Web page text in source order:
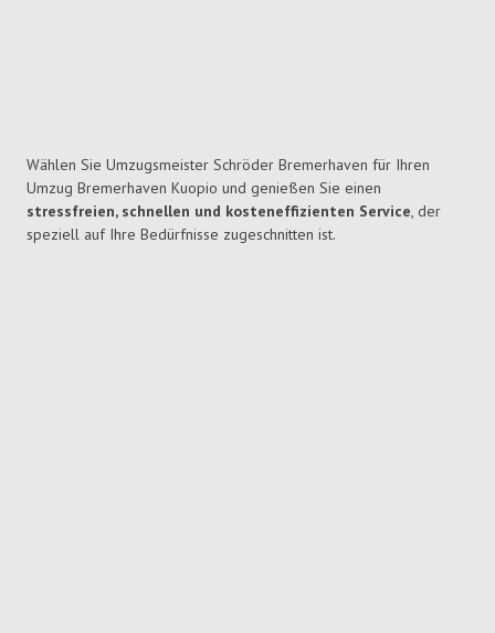
Wählen Sie Umzugsmeister Schröder Bremerhaven für Ihren
Umzug Bremerhaven Kuopio und genießen Sie einen
stressfreien, schnellen und kosteneffizienten Service, der
speziell auf Ihre Bedürfnisse zugeschnitten ist.